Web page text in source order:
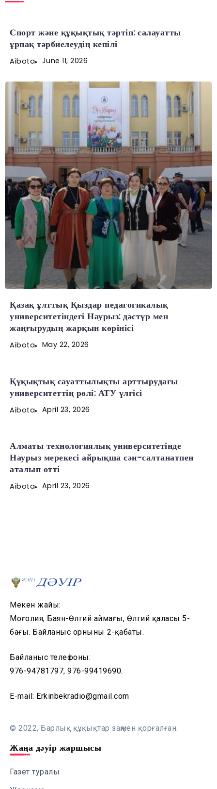
Спорт және құқықтық тәртіп: салауатты
ұрпақ тәрбиелеудің кепілі
Aibota June 11, 2026
Қазақ ұлттық Қыздар педагогикалық
университетіндегі Наурыз: дәстүр мен
жаңғырудың жарқын көрінісі
Aibota May 22, 2026
Құқықтық сауаттылықты арттырудағы
университеттің рөлі: АТУ үлгісі
Aibota April 23, 2026
Алматы технологиялық университетінде
Наурыз мерекесі айрықша сән-салтанатпен
аталып өтті
Aibota April 23, 2026
Мекен жайы:
Моңғолия, Баян-Өлгий аймағы, Өлгий қаласы 5-
бағы. Байланыс орнының 2-қабаты.
Байланыс телефоны:
976-94781797, 976-99419690.
E-mail: Erkinbekradio@gmail.com
© 2022, Барлық құқықтар заңмен қорғалған.
Жаңа дәуір жаршысы
Газет туралы